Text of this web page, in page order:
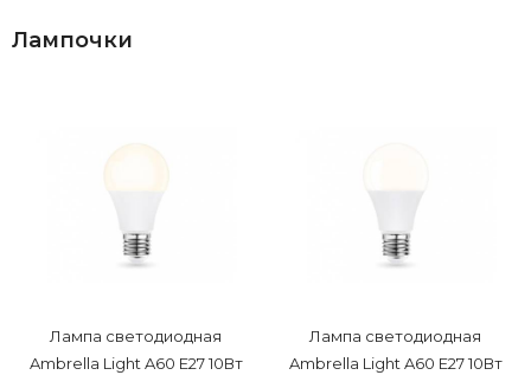
Лампочки
Лампа светодиодная
Ambrella Light A60 E27 10Вт
Лампа светодиодная
Ambrella Light A60 E27 10Вт